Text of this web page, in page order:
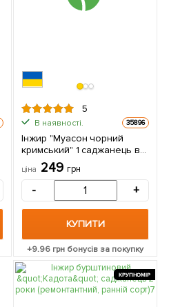
5
В наявності. 35896
Інжир "Муасон чорний
кримський" 1 саджанець в
упаковці
ціна 249 грн
- +
КУПИТИ
+9.96 грн бонусів за покупку
КРУПНОМІР